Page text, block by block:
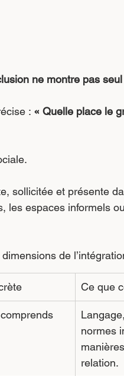
ne montre pas seul
: « Quelle place le
sollicitée et présente
les espaces informels
de
Ce que
normes
relation.